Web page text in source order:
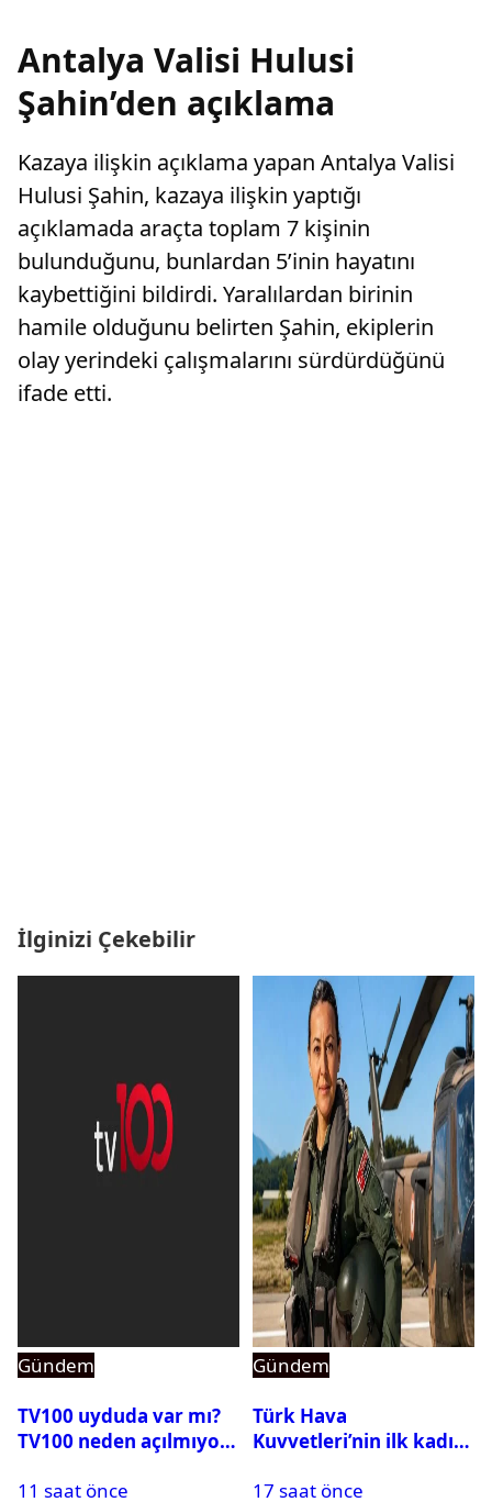
Antalya Valisi Hulusi
Şahin’den açıklama
Kazaya ilişkin açıklama yapan Antalya Valisi
Hulusi Şahin, kazaya ilişkin yaptığı
açıklamada araçta toplam 7 kişinin
bulunduğunu, bunlardan 5’inin hayatını
kaybettiğini bildirdi. Yaralılardan birinin
hamile olduğunu belirten Şahin, ekiplerin
olay yerindeki çalışmalarını sürdürdüğünü
ifade etti.
İlginizi Çekebilir
Gündem
TV100 uyduda var mı?
TV100 neden açılmıyor?
11 saat önce
Gündem
Türk Hava
Kuvvetleri’nin ilk kadın
Karapınar hakkında
17 saat önce